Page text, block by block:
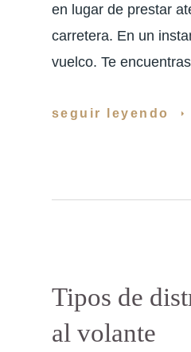
en lugar de prestar
carretera. En un
vuelco. Te encuentras
seguir leyendo
Tipos de
al volante